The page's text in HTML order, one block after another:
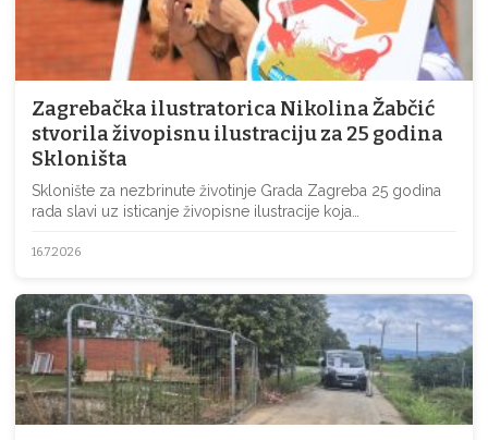
Zagrebačka ilustratorica Nikolina Žabčić
stvorila živopisnu ilustraciju za 25 godina
Skloništa
Sklonište za nezbrinute životinje Grada Zagreba 25 godina
rada slavi uz isticanje živopisne ilustracije koja…
16.7.2026